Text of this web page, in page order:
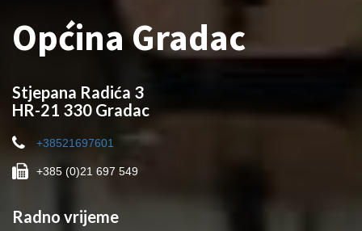
Općina Gradac
Stjepana Radića 3
HR-21 330 Gradac
+38521697601
+385 (0)21 697 549
Radno vrijeme